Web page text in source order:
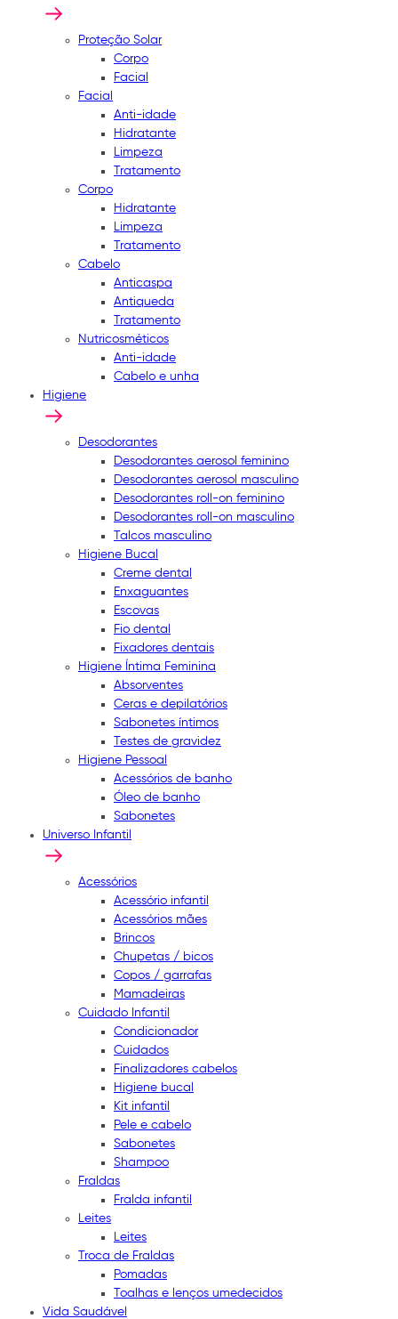
Proteção Solar
Corpo
Facial
Facial
Anti-idade
Hidratante
Limpeza
Tratamento
Corpo
Hidratante
Limpeza
Tratamento
Cabelo
Anticaspa
Antiqueda
Tratamento
Nutricosméticos
Anti-idade
Cabelo e unha
Higiene
Desodorantes
Desodorantes aerosol feminino
Desodorantes aerosol masculino
Desodorantes roll-on feminino
Desodorantes roll-on masculino
Talcos masculino
Higiene Bucal
Creme dental
Enxaguantes
Escovas
Fio dental
Fixadores dentais
Higiene Íntima Feminina
Absorventes
Ceras e depilatórios
Sabonetes íntimos
Testes de gravidez
Higiene Pessoal
Acessórios de banho
Óleo de banho
Sabonetes
Universo Infantil
Acessórios
Acessório infantil
Acessórios mães
Brincos
Chupetas / bicos
Copos / garrafas
Mamadeiras
Cuidado Infantil
Condicionador
Cuidados
Finalizadores cabelos
Higiene bucal
Kit infantil
Pele e cabelo
Sabonetes
Shampoo
Fraldas
Fralda infantil
Leites
Leites
Troca de Fraldas
Pomadas
Toalhas e lenços umedecidos
Vida Saudável